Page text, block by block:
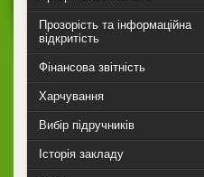
Прозорість та інформаційна
відкритість
Фінансова звітність
Харчування
Вибір підручників
Історія закладу